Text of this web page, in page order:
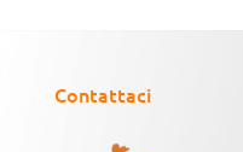
Contattaci